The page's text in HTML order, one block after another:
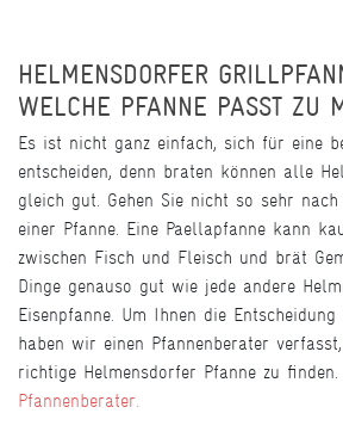
HELMENSDORFER
WELCHE PFANNE PASST ZU
Es ist nicht ganz einfach, sich für eine
entscheiden, denn braten können alle
gleich gut. Gehen Sie nicht so sehr nach
einer Pfanne. Eine Paellapfanne kann
zwischen Fisch und Fleisch und brät
Dinge genauso gut wie jede andere
Eisenpfanne. Um Ihnen die
haben wir einen Pfannenberater
richtige Helmensdorfer Pfanne zu
Pfannenberater.